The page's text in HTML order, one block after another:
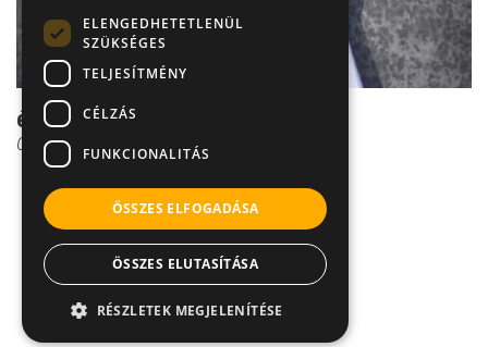
életveszélyes bukósisakok
Gombos Edina
ELENGEDHETETLENÜL
SZÜKSÉGES
TELJESÍTMÉNY
CÉLZÁS
FUNKCIONALITÁS
ÖSSZES ELFOGADÁSA
ÖSSZES ELUTASÍTÁSA
RÉSZLETEK MEGJELENÍTÉSE